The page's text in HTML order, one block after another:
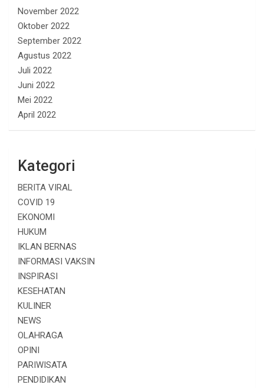
November 2022
Oktober 2022
September 2022
Agustus 2022
Juli 2022
Juni 2022
Mei 2022
April 2022
Kategori
BERITA VIRAL
COVID 19
EKONOMI
HUKUM
IKLAN BERNAS
INFORMASI VAKSIN
INSPIRASI
KESEHATAN
KULINER
NEWS
OLAHRAGA
OPINI
PARIWISATA
PENDIDIKAN